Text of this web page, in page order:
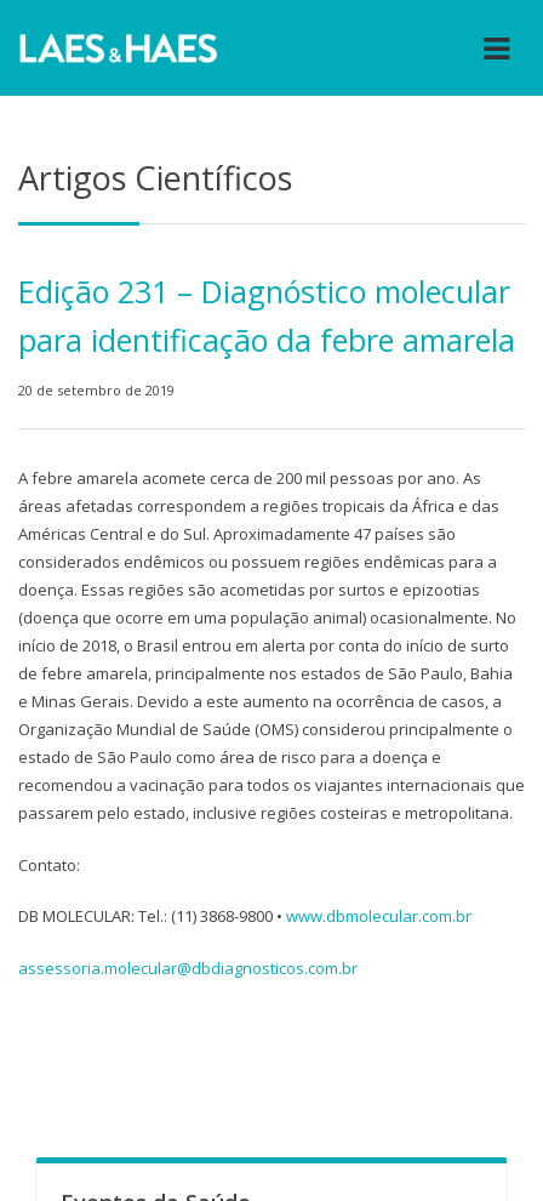
Artigos Científicos
Edição 231 – Diagnóstico molecular
para identificação da febre amarela
20 de setembro de 2019
A febre amarela acomete cerca de 200 mil pessoas por ano. As
áreas afetadas correspondem a regiões tropicais da África e das
Américas Central e do Sul. Aproximadamente 47 países são
considerados endêmicos ou possuem regiões endêmicas para a
doença. Essas regiões são acometidas por surtos e epizootias
(doença que ocorre em uma população animal) ocasionalmente. No
início de 2018, o Brasil entrou em alerta por conta do início de surto
de febre amarela, principalmente nos estados de São Paulo, Bahia
e Minas Gerais. Devido a este aumento na ocorrência de casos, a
Organização Mundial de Saúde (OMS) considerou principalmente o
estado de São Paulo como área de risco para a doença e
recomendou a vacinação para todos os viajantes internacionais que
passarem pelo estado, inclusive regiões costeiras e metropolitana.
Contato:
DB MOLECULAR: Tel.: (11) 3868-9800 • www.dbmolecular.com.br
assessoria.molecular@dbdiagnosticos.com.br